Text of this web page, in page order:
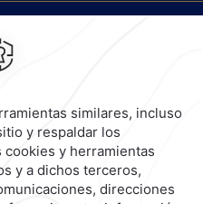
Mariano
Anzures,
|800 901 2300